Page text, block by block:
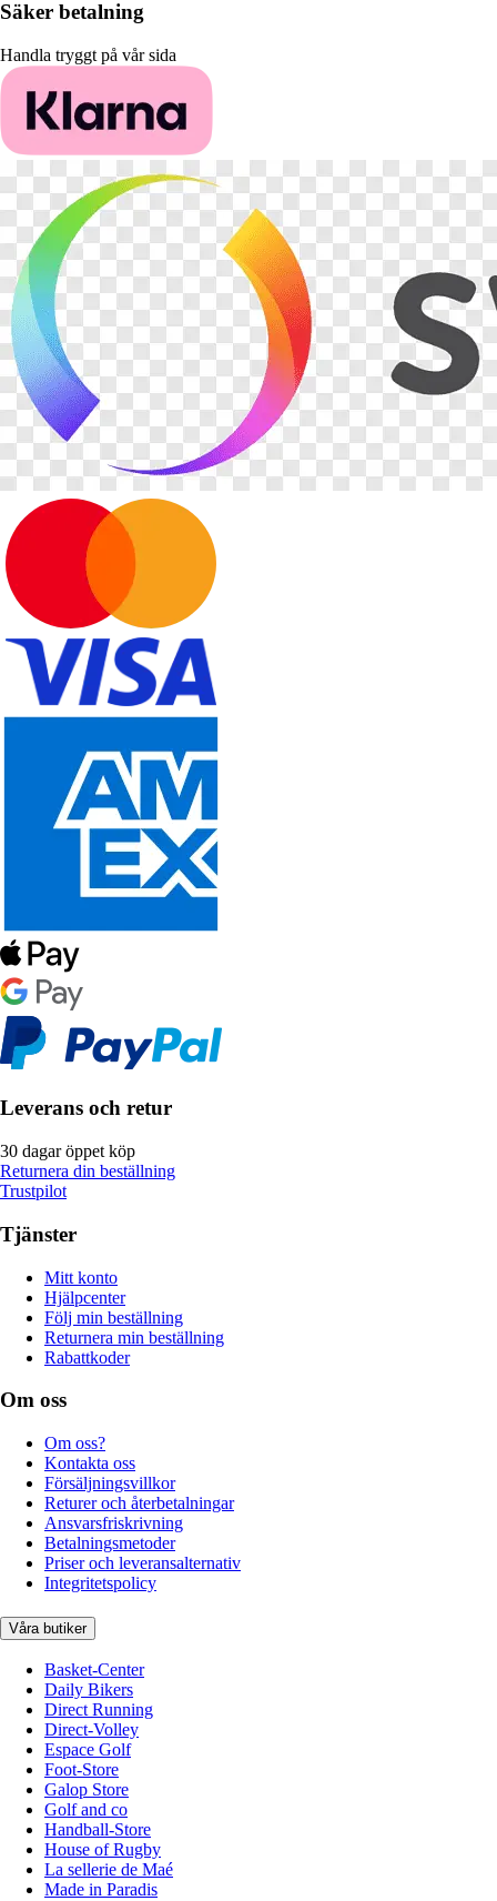
Säker betalning
Handla tryggt på vår sida
Leverans och retur
30 dagar öppet köp
Returnera din beställning
Trustpilot
Tjänster
Mitt konto
Hjälpcenter
Följ min beställning
Returnera min beställning
Rabattkoder
Om oss
Om oss?
Kontakta oss
Försäljningsvillkor
Returer och återbetalningar
Ansvarsfriskrivning
Betalningsmetoder
Priser och leveransalternativ
Integritetspolicy
Våra butiker
Basket-Center
Daily Bikers
Direct Running
Direct-Volley
Espace Golf
Foot-Store
Galop Store
Golf and co
Handball-Store
House of Rugby
La sellerie de Maé
Made in Paradis